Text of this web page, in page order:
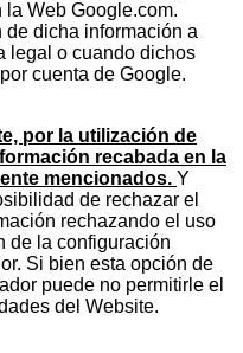
Web Google.com.
de dicha información a
legal o cuando dichos
cuenta de Google.
por la utilización de
recabada en la
mencionados. Y
de rechazar el
rechazando el uso
de la configuración
Si bien esta opción de
puede no permitirle el
del Website.